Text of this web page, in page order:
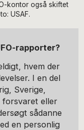
kontor også skiftet
USAF.
rapporter?
hvem der
I en del
Sverige,
forsvaret eller
sådanne
en personlig